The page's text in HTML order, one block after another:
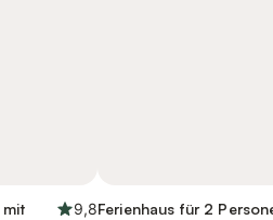
mit
9,8Ferienhaus für 2